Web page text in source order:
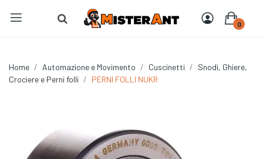
0
Home Automazione e Movimento Cuscinetti
Snodi, Ghiere,
Crociere e Perni folli
PERNI FOLLI NUKR